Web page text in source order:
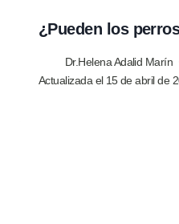
¿Pueden los
Dr.Helena Adalid Marín
Actualizada el 15 de abril de